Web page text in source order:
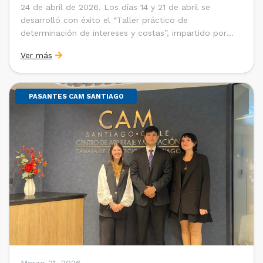
24 de abril de 2026. Los días 14 y 21 de abril se
desarrolló con éxito el “Taller práctico de
determinación de intereses y costas”, impartido por
Universidad Católica de Chile y Magíster en Economía
de la Universidad de Chicago) y María Luisa Petitpas
[…]
Ver más
PASANTES CAM SANTIAGO